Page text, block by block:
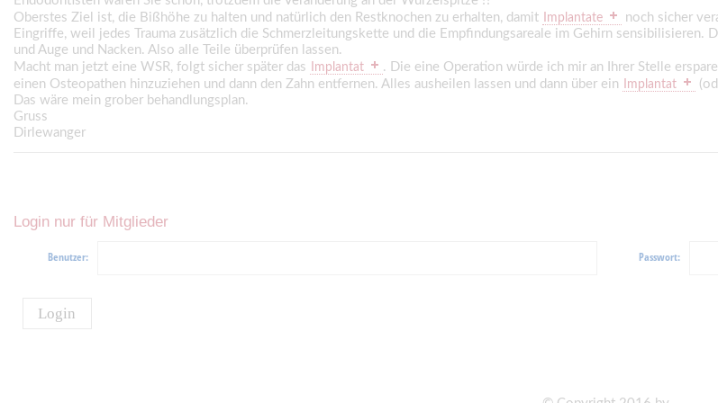
Oberstes Ziel ist, die Bißhöhe zu halten und natürlich den Restknochen zu erhalten, damit
Implantate noch sicher
Eingriffe, weil jedes Trauma zusätzlich die Schmerzleitungskette und die Empfindungsareale im Gehirn sensibilisieren.
und Auge und Nacken. Also alle Teile überprüfen lassen.
Macht man jetzt eine WSR, folgt sicher später das
Implantat
. Die eine Operation würde ich mir an Ihrer Stelle
einen Osteopathen hinzuziehen und dann den Zahn entfernen. Alles ausheilen lassen und dann über ein
Implantat
Das wäre mein grober behandlungsplan.
Gruss
Dirlewanger
Login nur für Mitglieder
Benutzer: Passwort:
Login